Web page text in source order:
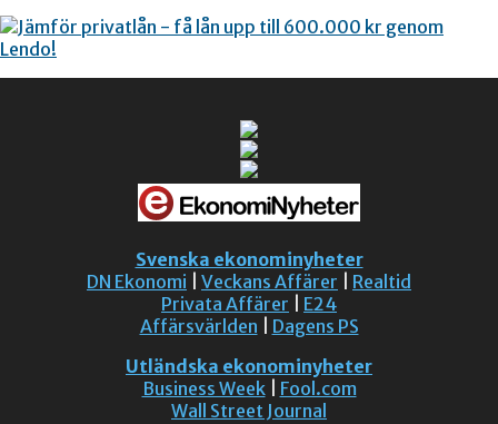
Svenska ekonominyheter
DN Ekonomi
Veckans Affärer
Realtid
Privata Affärer
E24
Affärsvärlden
Dagens PS
Utländska ekonominyheter
Business Week| Fool.com
Wall Street Journal